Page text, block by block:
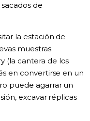
de
la estación de
muestras
(la cantera de los
en convertirse en un
puede agarrar un
excavar réplicas